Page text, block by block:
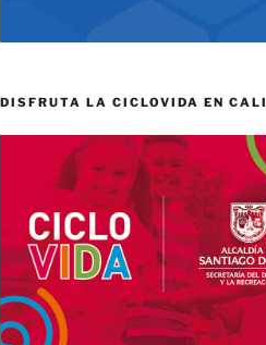
DISFRUTA LA CICLOVIDA EN CALI